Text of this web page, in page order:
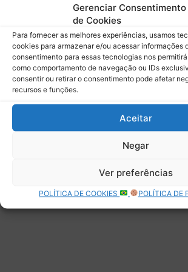
Gerenciar Consentimento
de Cookies
Para fornecer as melhores experiências, usamos
cookies para armazenar e/ou acessar informações
consentimento para essas tecnologias nos
como comportamento de navegação ou IDs
consentir ou retirar o consentimento pode afetar
recursos e funções.
Aceitar
Negar
Ver preferências
POLÍTICA DE COOKIES POLÍTICA DE
Deixe uma resposta